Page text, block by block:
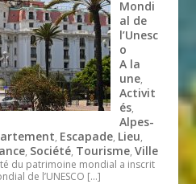
Mondi
al de
l’Unesc
o
A la
une,
Activit
és,
Alpes-
, Escapade, Lieu,
, Société, Tourisme,Ville
du patrimoine mondial a inscrit
de l’UNESCO […]